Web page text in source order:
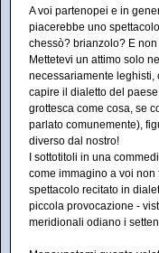
A voi partenopei e in
piacerebbe uno
chessò? brianzolo? E
Mettetevi un attimo solo
necessariamente leghisti,
capire il dialetto del
grottesca come cosa, se
parlato comunemente),
diverso dal nostro!
I sottotitoli in una
come immagino a voi
spettacolo recitato in
piccola provocazione -
meridionali odiano i